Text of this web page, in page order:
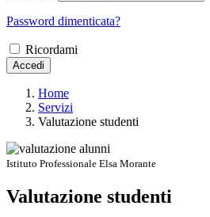
Password dimenticata?
Ricordami
Accedi
Home
Servizi
Valutazione studenti
Istituto Professionale Elsa Morante
Valutazione studenti